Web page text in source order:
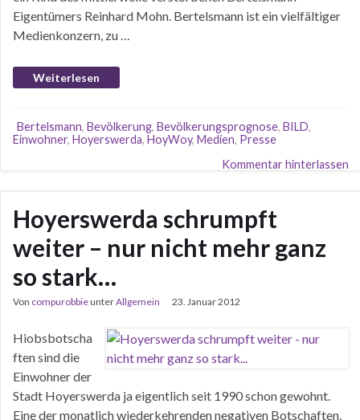
Eigentümers Reinhard Mohn. Bertelsmann ist ein vielfältiger
Medienkonzern, zu …
Weiterlesen
Bertelsmann, Bevölkerung, Bevölkerungsprognose, BILD,
Einwohner, Hoyerswerda, HoyWoy, Medien, Presse
Kommentar hinterlassen
Hoyerswerda schrumpft
weiter – nur nicht mehr ganz
so stark…
Von compurobbieunterAllgemein 23. Januar 2012
Hiobsbotscha
ften sind die
Einwohner der
Stadt Hoyerswerda ja eigentlich seit 1990 schon gewohnt.
Eine der monatlich wiederkehrenden negativen Botschaften,